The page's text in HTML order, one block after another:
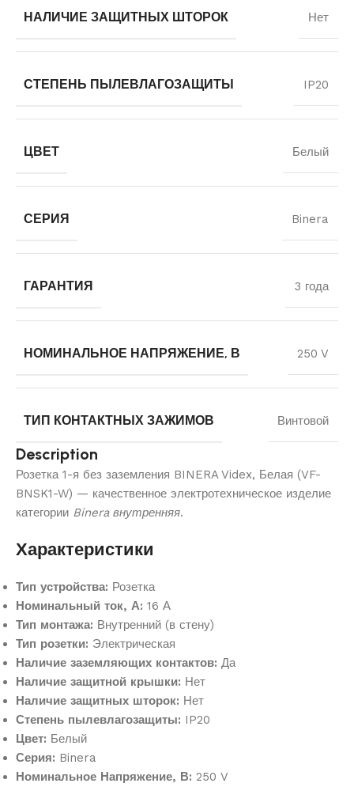
НАЛИЧИЕ ЗАЩИТНЫХ ШТОРОК Нет
СТЕПЕНЬ ПЫЛЕВЛАГОЗАЩИТЫ IP20
ЦВЕТ Белый
СЕРИЯ Binera
ГАРАНТИЯ 3 года
НОМИНАЛЬНОЕ НАПРЯЖЕНИЕ, В 250 V
ТИП КОНТАКТНЫХ ЗАЖИМОВ Винтовой
Description
Розетка 1-я без заземления BINERA Videx, Белая (VF-
BNSK1-W) — качественное электротехническое изделие
категории Binera внутренняя.
Характеристики
Тип устройства: Розетка
Номинальный ток, А: 16 А
Тип монтажа: Внутренний (в стену)
Тип розетки: Электрическая
Наличие заземляющих контактов: Да
Наличие защитной крышки: Нет
Наличие защитных шторок: Нет
Степень пылевлагозащиты: IP20
Цвет: Белый
Серия: Binera
Номинальное Напряжение, В: 250 V